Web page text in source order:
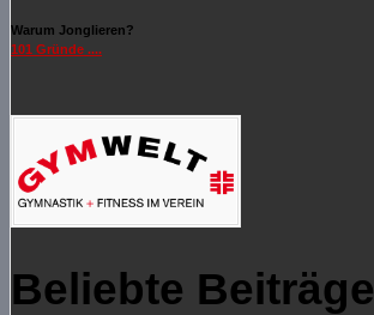
Warum Jonglieren?
101 Gründe ....
Beliebte Beiträge